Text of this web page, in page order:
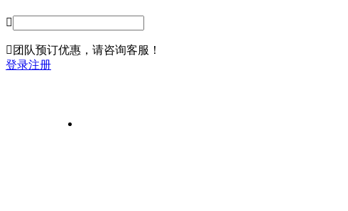

 团队预订优惠，请咨询客服！
登录注册